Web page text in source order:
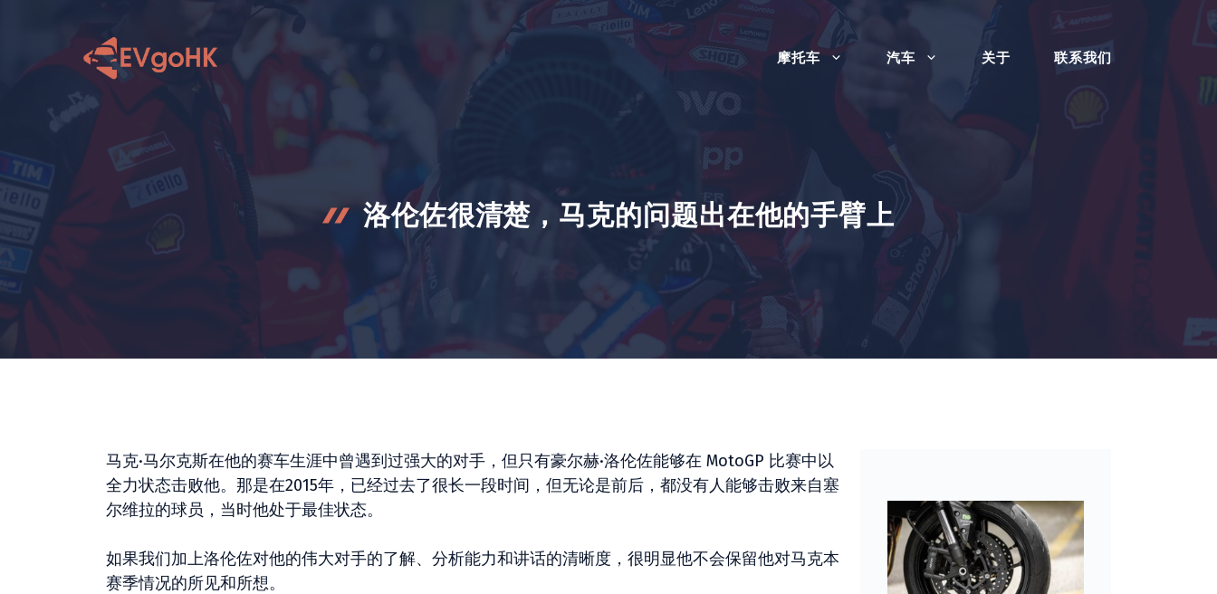
摩托车 汽车 关于 联系我们
洛伦佐很清楚，马克的问题出在他的手臂上
马克·马尔克斯在他的赛车生涯中曾遇到过强大的对手，但只有豪尔赫·洛伦佐能够在 MotoGP 比赛中以
全力状态击败他。那是在2015年，已经过去了很长一段时间，但无论是前后，都没有人能够击败来自塞
尔维拉的球员，当时他处于最佳状态。
如果我们加上洛伦佐对他的伟大对手的了解、分析能力和讲话的清晰度，很明显他不会保留他对马克本
赛季情况的所见和所想。